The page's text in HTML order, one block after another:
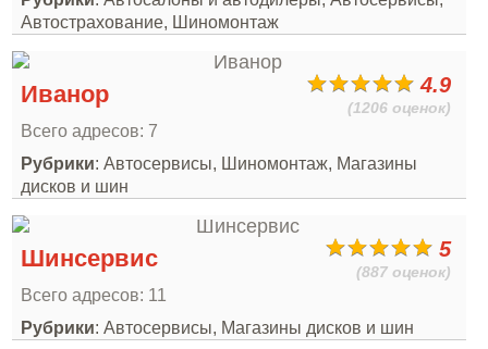
Автострахование, Шиномонтаж
4.9
(1206 оценок)
Иванор
Всего адресов: 7
Рубрики: Автосервисы, Шиномонтаж, Магазины
дисков и шин
5
(887 оценок)
Шинсервис
Всего адресов: 11
Рубрики: Автосервисы, Магазины дисков и шин